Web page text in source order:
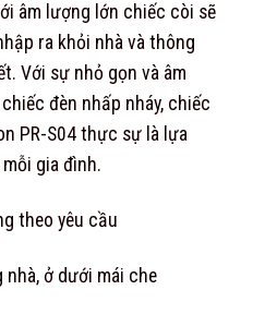
âm lượng lớn chiếc còi sẽ
ra khỏi nhà và thông
Với sự nhỏ gọn và âm
đèn nhấp nháy, chiếc
PR-S04 thực sự là lựa
gia đình.
theo yêu cầu
ở dưới mái che